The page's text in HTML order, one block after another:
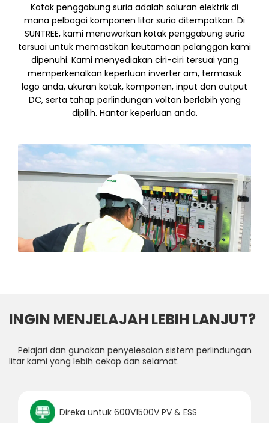
Kotak penggabung suria adalah saluran elektrik di
mana pelbagai komponen litar suria ditempatkan. Di
SUNTREE, kami menawarkan kotak penggabung suria
tersuai untuk memastikan keutamaan pelanggan kami
dipenuhi. Kami menyediakan ciri-ciri tersuai yang
memperkenalkan keperluan inverter am, termasuk
logo anda, ukuran kotak, komponen, input dan output
DC, serta tahap perlindungan voltan berlebih yang
dipilih. Hantar keperluan anda.
INGIN MENJELAJAH LEBIH LANJUT?
Pelajari dan gunakan penyelesaian sistem perlindungan
litar kami yang lebih cekap dan selamat.
Direka untuk 600V1500V PV & ESS